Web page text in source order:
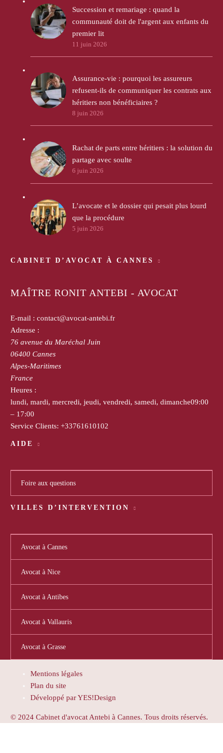
Succession et remariage : quand la
communauté doit de l'argent aux enfants du
premier lit
11 juin 2026
Assurance-vie : pourquoi les assureurs
refusent-ils de communiquer les contrats aux
héritiers non bénéficiaires ?
8 juin 2026
Rachat de parts entre héritiers : la solution du
partage avec soulte
6 juin 2026
L’avocate et le dossier qui pesait plus lourd
que la procédure
5 juin 2026
CABINET D’AVOCAT À CANNES
MAÎTRE RONIT ANTEBI - AVOCAT
E-mail : contact@avocat-antebi.fr
Adresse :
76 avenue du Maréchal Juin
06400 Cannes
Alpes-Maritimes
France
Heures :
lundi, mardi, mercredi, jeudi, vendredi, samedi, dimanche09:00
– 17:00
Service Clients: +33761610102
AIDE
Foire aux questions
VILLES D’INTERVENTION
Avocat à Cannes
Avocat à Nice
Avocat à Antibes
Avocat à Vallauris
Avocat à Grasse
Mentions légales
Plan du site
Développé par YES!Design
© 2024 Cabinet d'avocat Antebi à Cannes. Tous droits réservés.